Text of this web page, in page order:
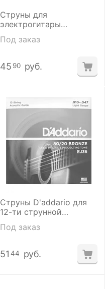
Струны для
электрогитары
Под заказ
45 90 руб.
Струны D'addario для
12-ти струнной
EJ36 10-47
Под заказ
51 44 руб.